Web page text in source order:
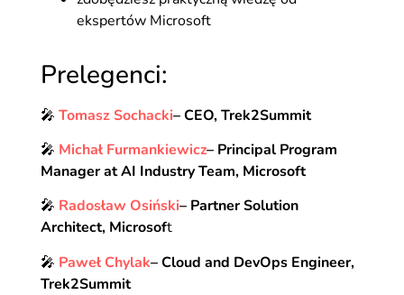
ekspertów Microsoft
Prelegenci:
🎤 Tomasz Sochacki– CEO, Trek2Summit
🎤 Michał Furmankiewicz– Principal Program
Manager at AI Industry Team, Microsoft
🎤 Radosław Osiński– Partner Solution
Architect, Microsoft
🎤 Paweł Chylak–Cloud and DevOps Engineer,
Trek2Summit